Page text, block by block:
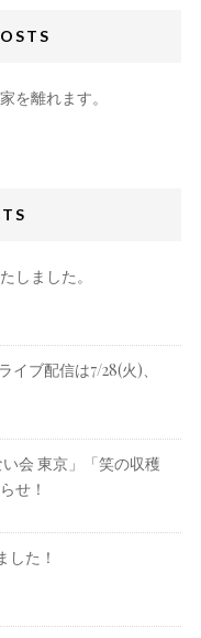
を離れます。
しました。
イブ配信は7/28(火)、
会 東京」「笑の収穫
せ！
した！